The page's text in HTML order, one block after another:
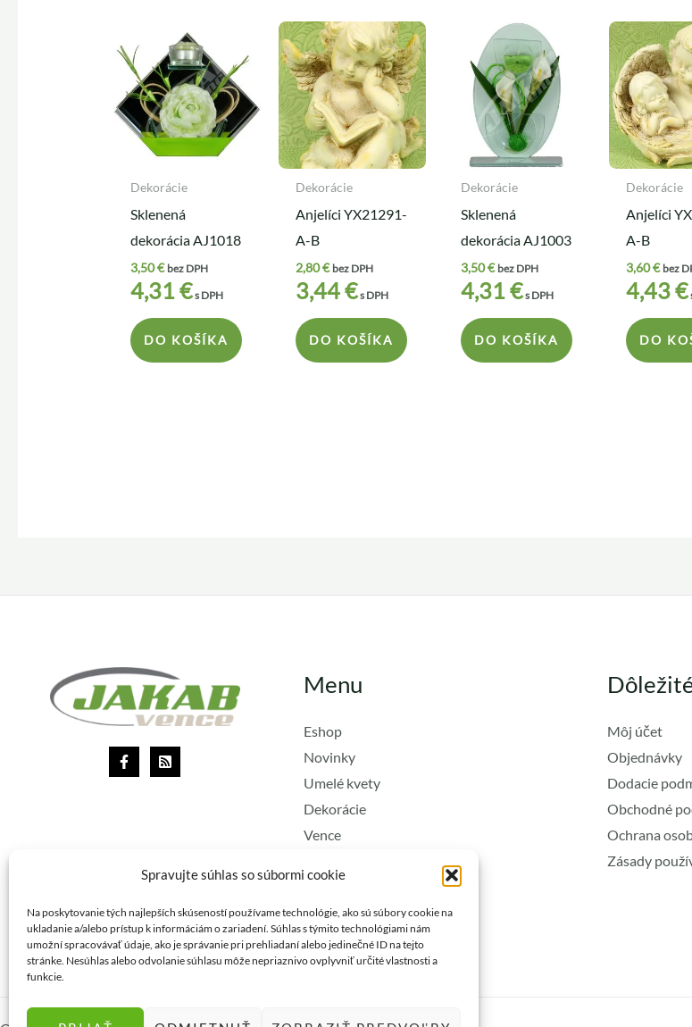
Spravujte súhlas so súbormi cookie
Na poskytovanie tých najlepších skúseností používame technológie, ako sú súbory cookie na
ukladanie a/alebo prístup k informáciám o zariadení. Súhlas s týmito technológiami nám
umožní spracovávať údaje, ako je správanie pri prehliadaní alebo jedinečné ID na tejto
stránke. Nesúhlas alebo odvolanie súhlasu môže nepriaznivo ovplyvniť určité vlastnosti a
funkcie.
Dekorácie
Sklenená
dekorácia AJ1018
3,50€ bez DPH
4,31€s DPH
DO KOŠÍKA
Dekorácie
Anjelíci YX21291-
A-B
2,80€ bez DPH
3,44€s DPH
DO KOŠÍKA
Dekorácie
Sklenená
dekorácia AJ1003
3,50€ bez DPH
4,31€s DPH
DO KOŠÍKA
Dekorácie
Anjelíci
A-B
3,60€ bez
4,43€
DO
Menu
Eshop
Novinky
Umelé kvety
Dekorácie
Vence
Vianoce
Môj účet
Objednávky
Dodacie
Obchodné
Ochrana
Zásady